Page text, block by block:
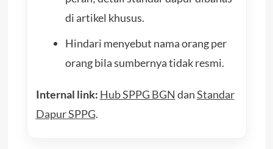
di artikel khusus.
Hindari menyebut nama orang per
orang bila sumbernya tidak resmi.
Internal link: Hub SPPG BGN danStandar
Dapur SPPG.